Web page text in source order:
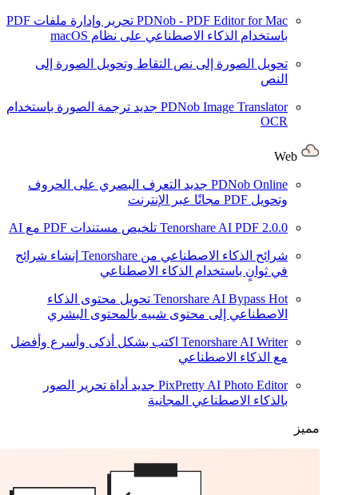
PDNob - PDF Editor for Mac
تحرير وإدارة ملفات PDF
باستخدام الذكاء الاصطناعي على نظام macOS
تحويل الصورة إلى نص التقاط وتحويل الصورة إلى
النص
PDNob Image Translator جديد ترجمة الصورة باستخدام
OCR
PDNob Online جديد التعرف البصري على الحروف
وتحويل PDF مجانًا عبر الإنترنت
Tenorshare AI PDF 2.0.0 تلخيص مستندات PDF مع AI
شرائح الذكاء الاصطناعي من Tenorshare
إنشاء شرائح
في ثوانٍ باستخدام الذكاء الاصطناعي
Tenorshare AI Bypass Hot
تحويل محتوى الذكاء
الاصطناعي إلى محتوى شبيه بالمحتوى البشري
Tenorshare AI Writer اكتب بشكل أذكى وأسرع وأفضل
مع الذكاء الاصطناعي
PixPretty AI Photo Editor جديد أداة تحرير الصور
بالذكاء الاصطناعي المجانية
مميز